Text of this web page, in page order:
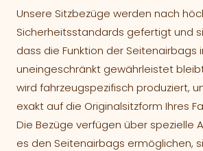
Unsere Sitzbezüge werden nach
Sicherheitsstandards gefertigt und
dass die Funktion der Seitenairbags
uneingeschränkt gewährleistet
wird fahrzeugspezifisch produziert,
exakt auf die Originalsitzform Ihres
Die Bezüge verfügen über spezielle
es den Seitenairbags ermöglichen,